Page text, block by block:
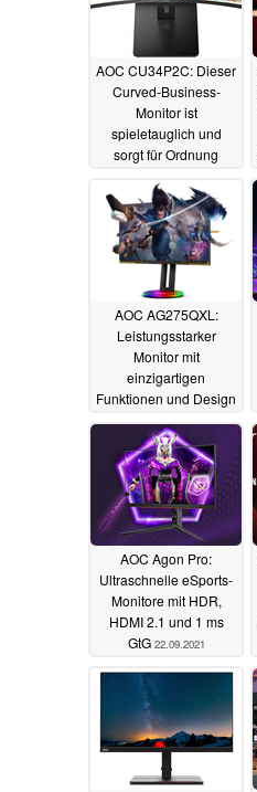
AOC CU34P2C: Dieser
Curved-Business-
Monitor ist
spieletauglich und
sorgt für Ordnung
AOC AG275QXL:
Leistungsstarker
Monitor mit
einzigartigen
Funktionen und Design
03.03.2022
AOC Agon Pro:
Ultraschnelle eSports-
Monitore mit HDR,
HDMI 2.1 und 1 ms
GtG 22.09.2021